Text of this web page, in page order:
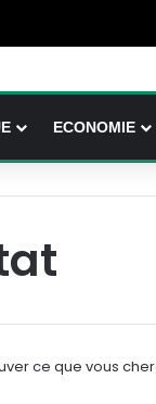
ECONOMIE
ce que vous